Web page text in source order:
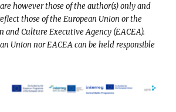
however those of the author(s) only and
those of the European Union or the
and Culture Executive Agency (EACEA).
Union nor EACEA can be held responsible